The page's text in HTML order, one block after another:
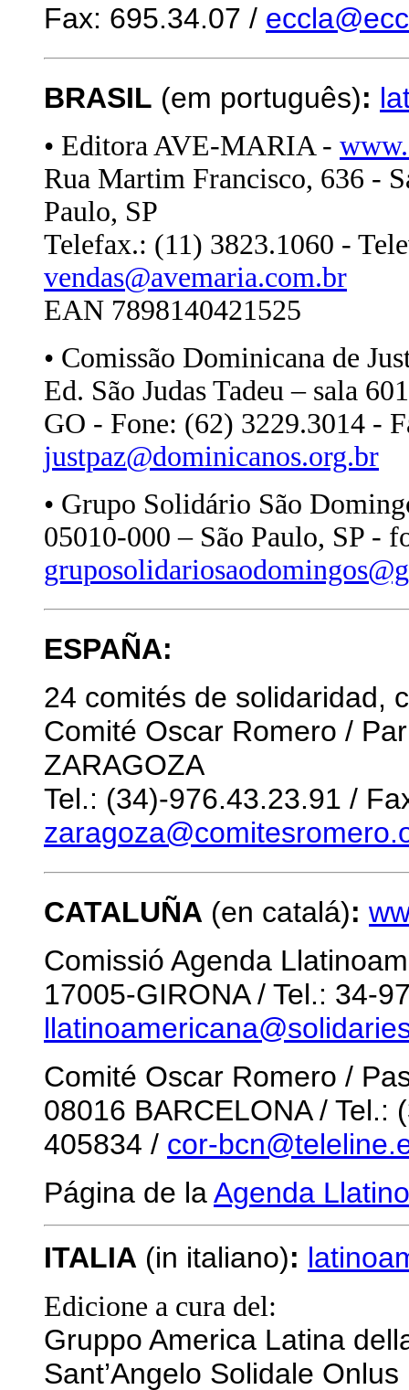
Fax: 695.34.07 /
BRASIL (em português):
• Editora AVE-MARIA -
Rua Martim Francisco, 636 -
Paulo, SP
Telefax.: (11) 3823.1060 -
vendas@avemaria.com.br
EAN 7898140421525
• Comissão Dominicana de
Ed. São Judas Tadeu – sala
GO - Fone: (62) 3229.3014 -
justpaz@dominicanos.org.br
• Grupo Solidário São
05010-000 – São Paulo, SP -
ESPAÑA:
24 comités de solidaridad,
Comité Oscar Romero /
ZARAGOZA
Tel.: (34)-976.43.23.91 /
CATALUÑA (en catalá):
Comissió Agenda
17005-GIRONA / Tel.: 34-
Comité Oscar Romero /
08016 BARCELONA /
405834 / cor-
Página de laAgenda
ITALIA (in italiano):
Edicione a cura del:
Gruppo America Latina
Sant’Angelo Solidale Onlus